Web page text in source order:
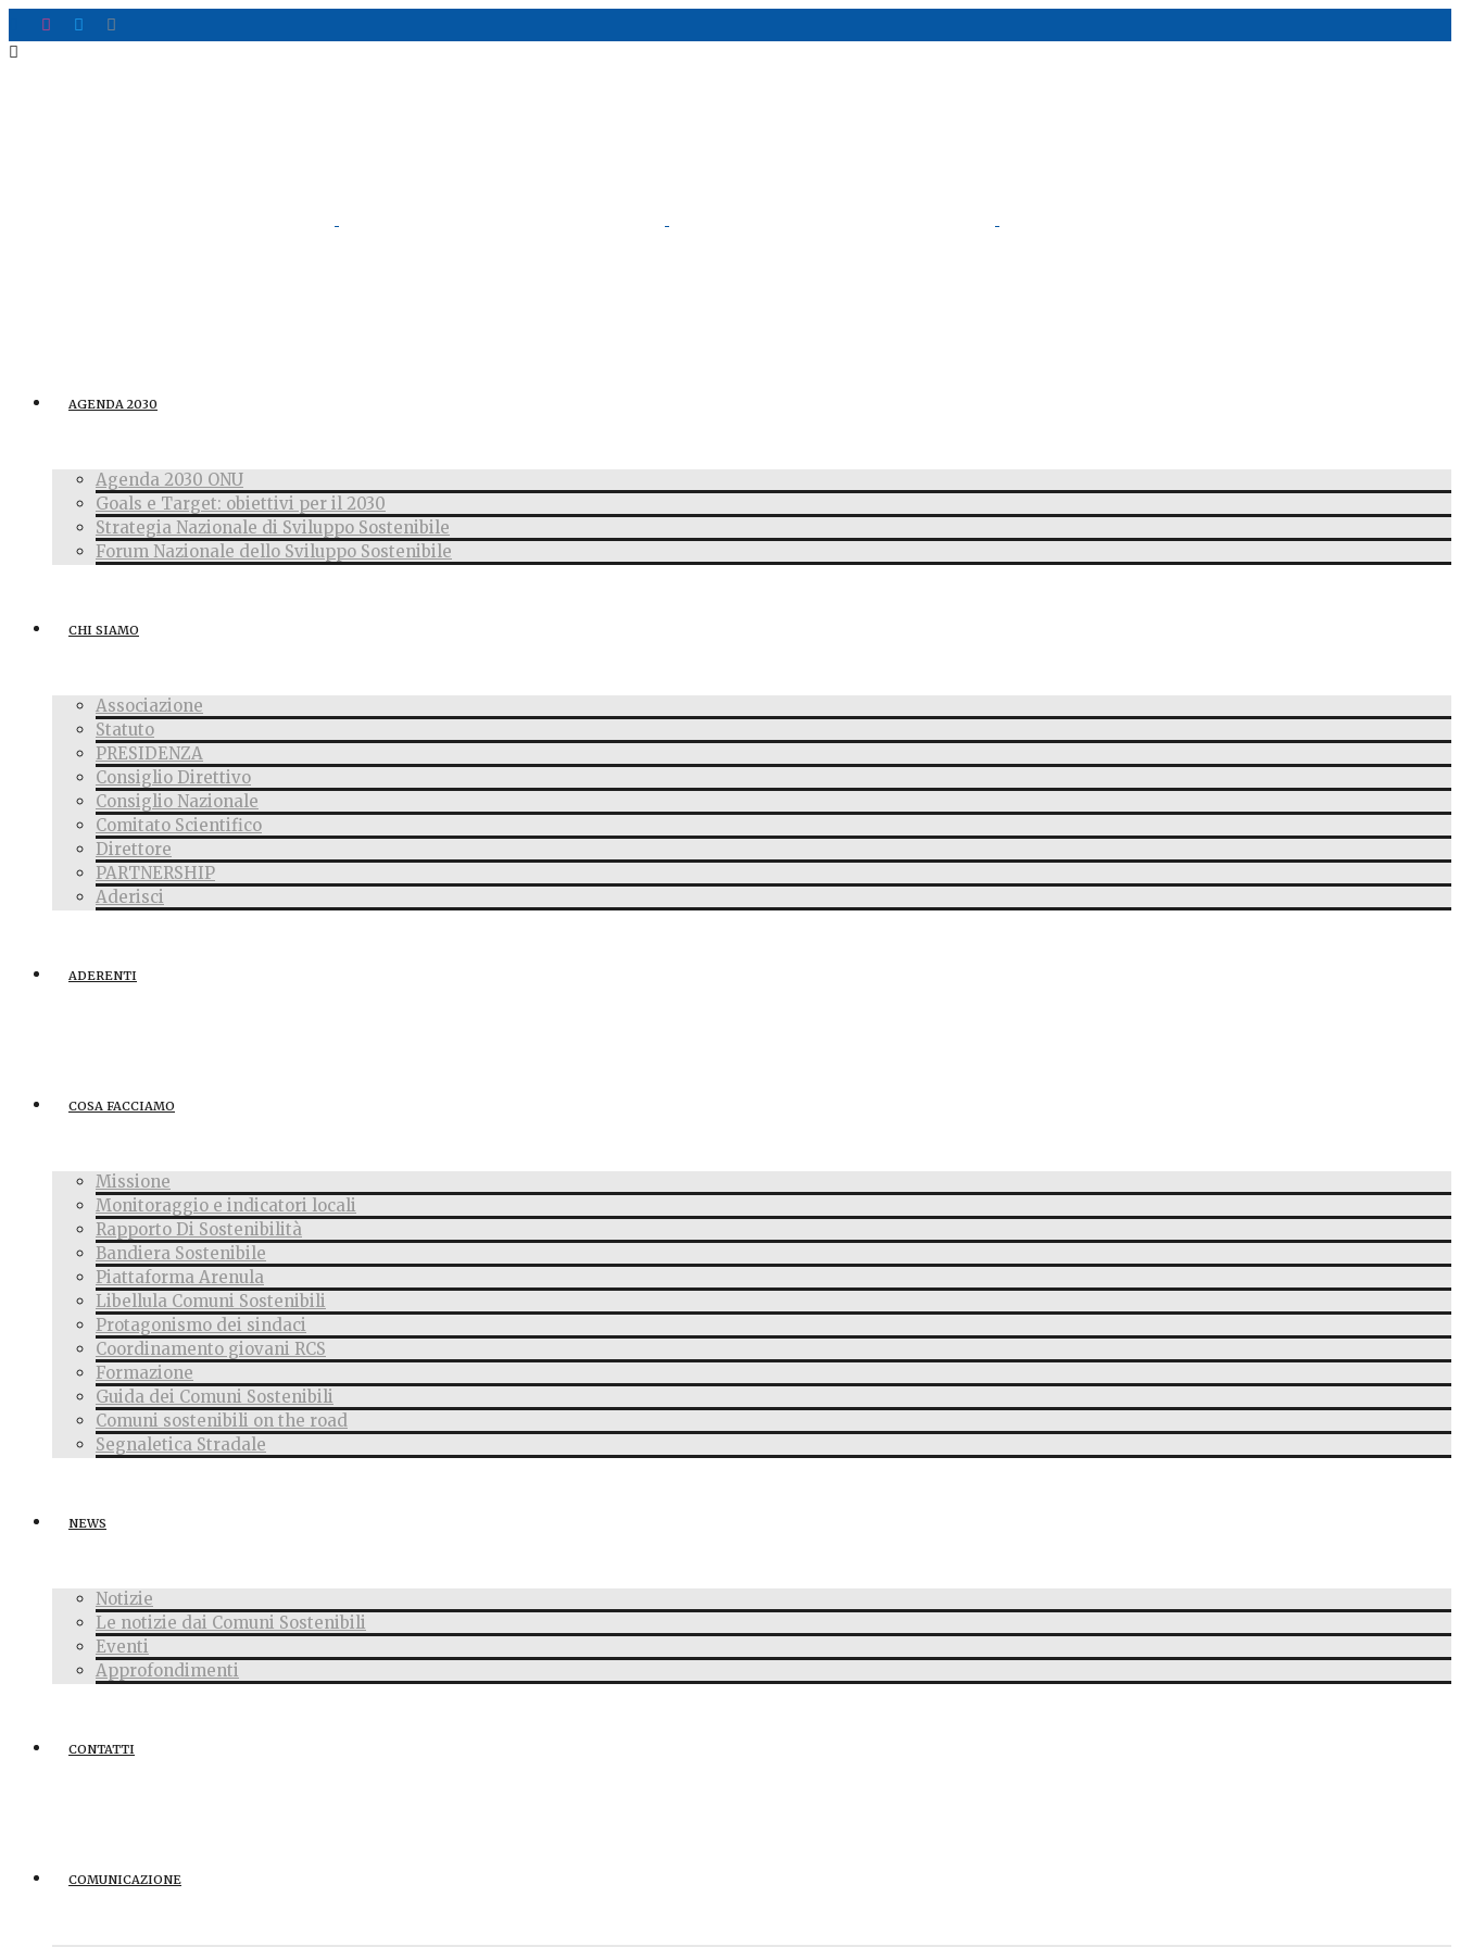
AGENDA 2030
Agenda 2030 ONU
Goals e Target: obiettivi per il 2030
Strategia Nazionale di Sviluppo Sostenibile
Forum Nazionale dello Sviluppo Sostenibile
CHI SIAMO
Associazione
Statuto
PRESIDENZA
Consiglio Direttivo
Consiglio Nazionale
Comitato Scientifico
Direttore
PARTNERSHIP
Aderisci
ADERENTI
COSA FACCIAMO
Missione
Monitoraggio e indicatori locali
Rapporto Di Sostenibilità
Bandiera Sostenibile
Piattaforma Arenula
Libellula Comuni Sostenibili
Protagonismo dei sindaci
Coordinamento giovani RCS
Formazione
Guida dei Comuni Sostenibili
Comuni sostenibili on the road
Segnaletica Stradale
NEWS
Notizie
Le notizie dai Comuni Sostenibili
Eventi
Approfondimenti
CONTATTI
COMUNICAZIONE